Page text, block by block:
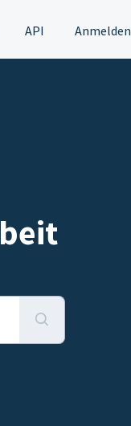
API Anmelden